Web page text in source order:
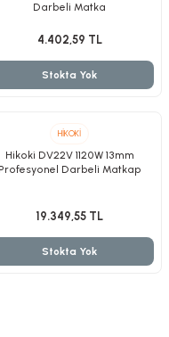
Darbeli Matka
4.402,59 TL
Stokta Yok
HİKOKİ
Hikoki DV22V 1120W 13mm
Profesyonel Darbeli Matkap
19.349,55 TL
Stokta Yok